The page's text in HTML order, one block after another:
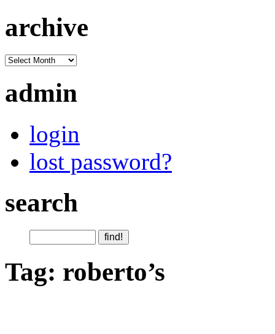
archive
admin
login
lost password?
search
Tag: roberto’s